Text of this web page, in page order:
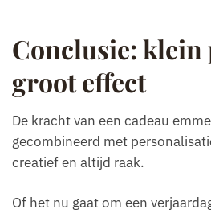
Conclusie: klein
groot effect
De kracht van een cadeau
gecombineerd met
creatief en altijd raak.
Of het nu gaat om een